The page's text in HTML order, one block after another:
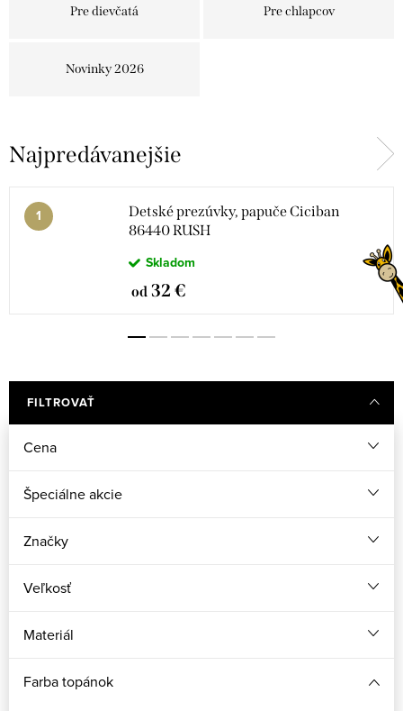
Pre dievčatá Pre chlapcov
Novinky 2026
Najpredávanejšie
Detské prezúvky, papuče Ciciban
86440 RUSH
Skladom
od 32 €
FILTROVAŤ
Cena
Špeciálne akcie
Značky
Veľkosť
Materiál
Farba topánok